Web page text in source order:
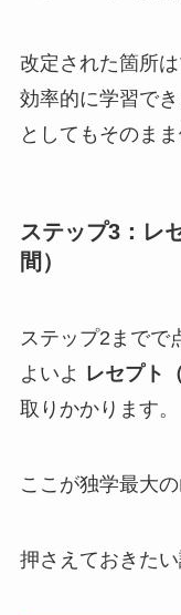
改定された箇所
効率的に学習で
としてもそのまま
ステップ3：レ
間）
ステップ2までで
よいよ レセプト
取りかかります。
ここが独学最大の
押さえておきた